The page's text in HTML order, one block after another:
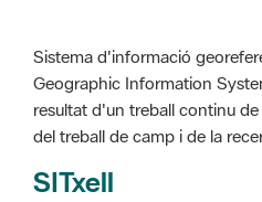
Sistema d'informació
Geographic Information
resultat d'un treball continu
del treball de camp i de la
SITxell